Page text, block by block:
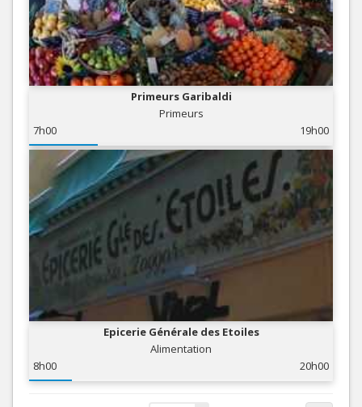
Primeurs Garibaldi
Primeurs
7h00
19h00
Epicerie Générale des Etoiles
Alimentation
8h00
20h00